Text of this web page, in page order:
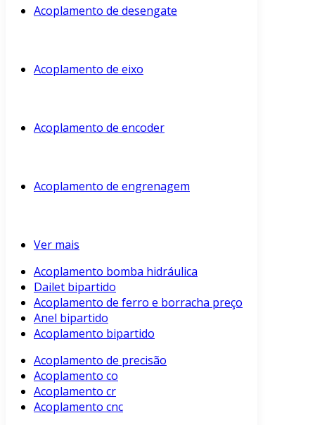
Acoplamento de desengate
Acoplamento de eixo
Acoplamento de encoder
Acoplamento de engrenagem
Ver mais
Acoplamento bomba hidráulica
Dailet bipartido
Acoplamento de ferro e borracha preço
Anel bipartido
Acoplamento bipartido
Acoplamento de precisão
Acoplamento co
Acoplamento cr
Acoplamento cnc